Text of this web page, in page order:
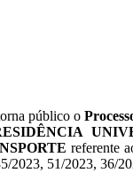
público o
referente
2023, 51/2023, 36/